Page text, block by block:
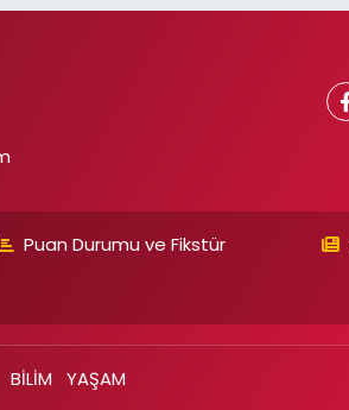
Puan Durumu ve Fikstür
BİLİM YAŞAM